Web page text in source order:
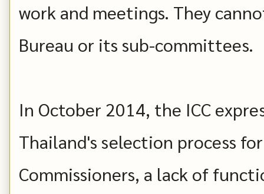
work and meetings. They
Bureau or its sub-committees.
In October 2014, the ICC
Thailand's selection process
Commissioners, a lack of